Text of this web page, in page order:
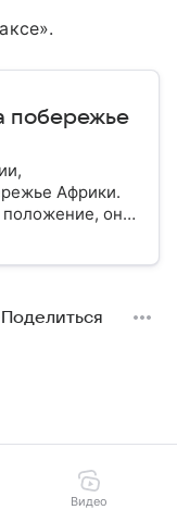
побережье
Африки.
положение, он
союза.
собрали о
Поделиться
Видео